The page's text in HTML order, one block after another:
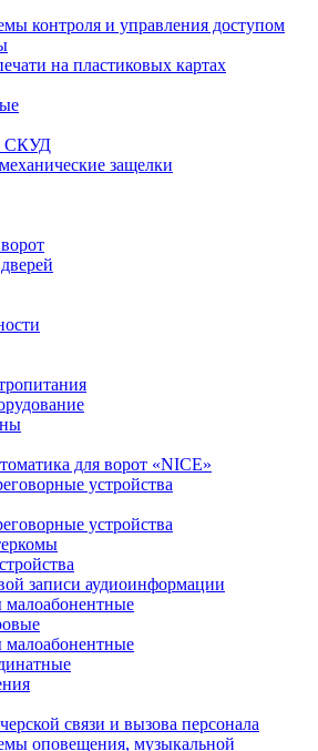
контроля и управления доступом
на пластиковых картах
СКУД
защелки
для ворот «NICE»
устройства
устройства
записи аудиоинформации
связи и вызова персонала
оповещения, музыкальной